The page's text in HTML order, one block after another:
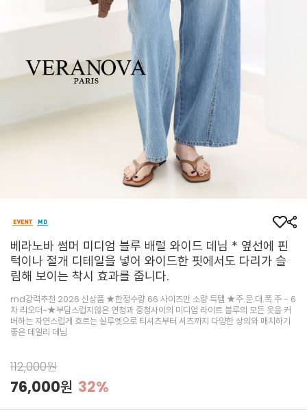
베라노바 썸머 미디엄 블루 배럴 와이드 데님 * 옆선에 핀
턱이나 절개 디테일을 넣어 와이드한 핏에서도 다리가 슬
림해 보이는 착시 효과를 줍니다.
md강력추천 2026 신상품 ★한정수량 66 사이즈만 소량 득템 ★주.문.대.폭.주 - 6
차 리오더~★부담스럽지않은 연청과 중청사이의 미디엄 라이트 블루의 모든 옷을 커
버하는 자연스럽게 흐르는 실루엣으로 티셔츠부터 셔츠까지 다양한 상의와 매치하기
좋은 데일리 데님
112,000원
76,000원 32%